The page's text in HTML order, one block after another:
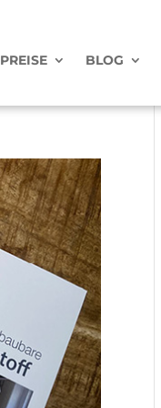
PREISE BLOG